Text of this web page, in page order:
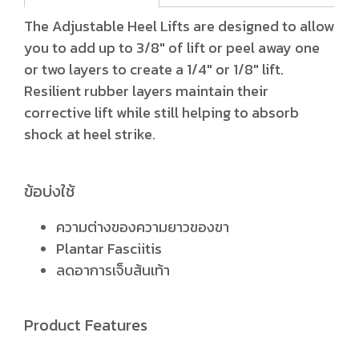
The Adjustable Heel Lifts are designed to allow
you to add up to 3/8" of lift or peel away one
or two layers to create a 1/4" or 1/8" lift.
Resilient rubber layers maintain their
corrective lift while still helping to absorb
shock at heel strike.
ข้อบ่งใช้
ความต่างของความยาวของขา
Plantar Fasciitis
ลดอาการเจ็บส้นเท้า
Product Features